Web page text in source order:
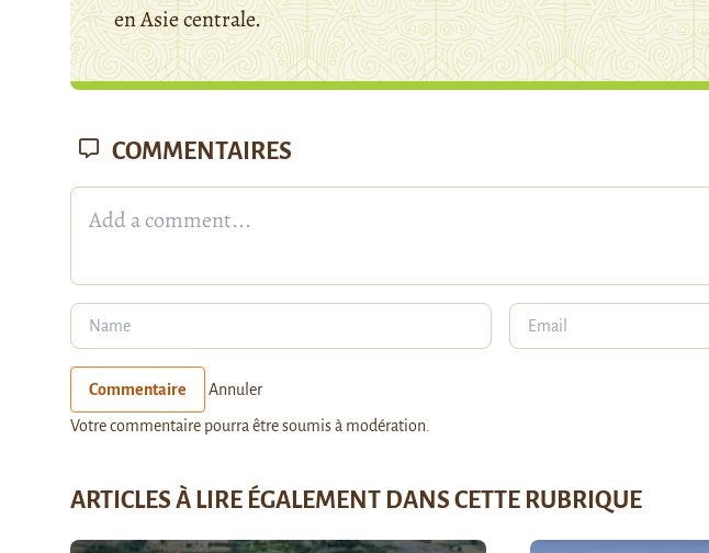
en Asie centrale.
COMMENTAIRES
Commentaire Annuler
Votre commentaire pourra être soumis à modération.
ARTICLES À LIRE ÉGALEMENT DANS CETTE RUBRIQUE